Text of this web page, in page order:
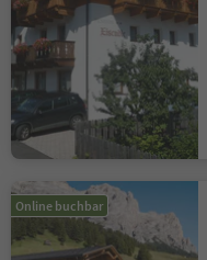
Online buchbar